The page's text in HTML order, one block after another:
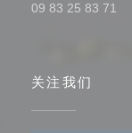
09 83 25 83 71
关注我们